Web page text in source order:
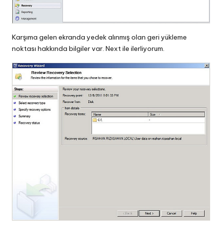
Karşıma gelen ekranda yedek alınmış olan geri yükleme
noktası hakkında bilgiler var. Next ile ilerliyorum.